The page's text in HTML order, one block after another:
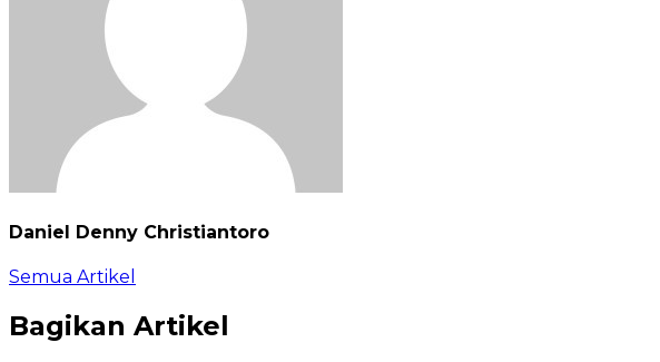
Daniel Denny Christiantoro
Semua Artikel
Bagikan Artikel